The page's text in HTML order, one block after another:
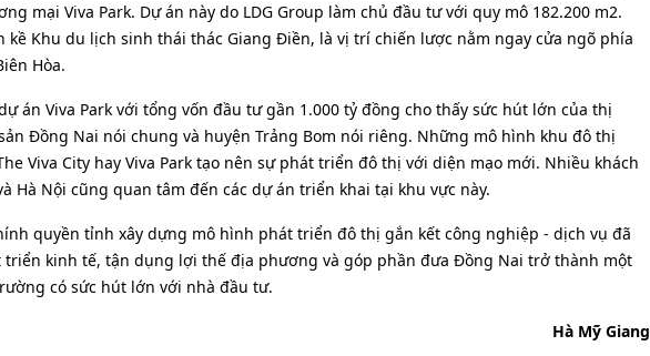
mại Viva Park. Dự án này do LDG Group làm chủ đầu tư với quy mô 182.200 m2.
kề Khu du lịch sinh thái thác Giang Điền, là vị trí chiến lược nằm ngay cửa ngõ phía
Hòa.
án Viva Park với tổng vốn đầu tư gần 1.000 tỷ đồng cho thấy sức hút lớn của thị
Đồng Nai nói chung và huyện Trảng Bom nói riêng. Những mô hình khu đô thị
Viva City hay Viva Park tạo nên sự phát triển đô thị với diện mạo mới. Nhiều khách
Hà Nội cũng quan tâm đến các dự án triển khai tại khu vực này.
quyền tỉnh xây dựng mô hình phát triển đô thị gắn kết công nghiệp - dịch vụ đã
triển kinh tế, tận dụng lợi thế địa phương và góp phần đưa Đồng Nai trở thành một
có sức hút lớn với nhà đầu tư.
Hà Mỹ Giang